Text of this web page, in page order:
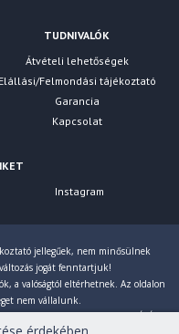
TUDNIVALÓK
Átvételi lehetőségek
Elállási/Felmondási tájékoztató
Garancia
Kapcsolat
Instagram
jellegűek, nem minősülnek
jogát fenntartjuk!
a valóságtól eltérhetnek. Az oldalon
nem vállalunk.